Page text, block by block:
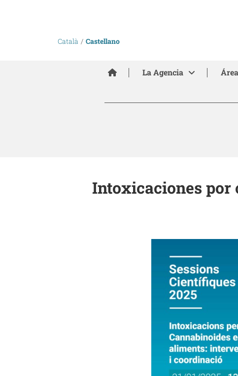
Català Castellano
Inici La Agencia
Intoxicaciones por